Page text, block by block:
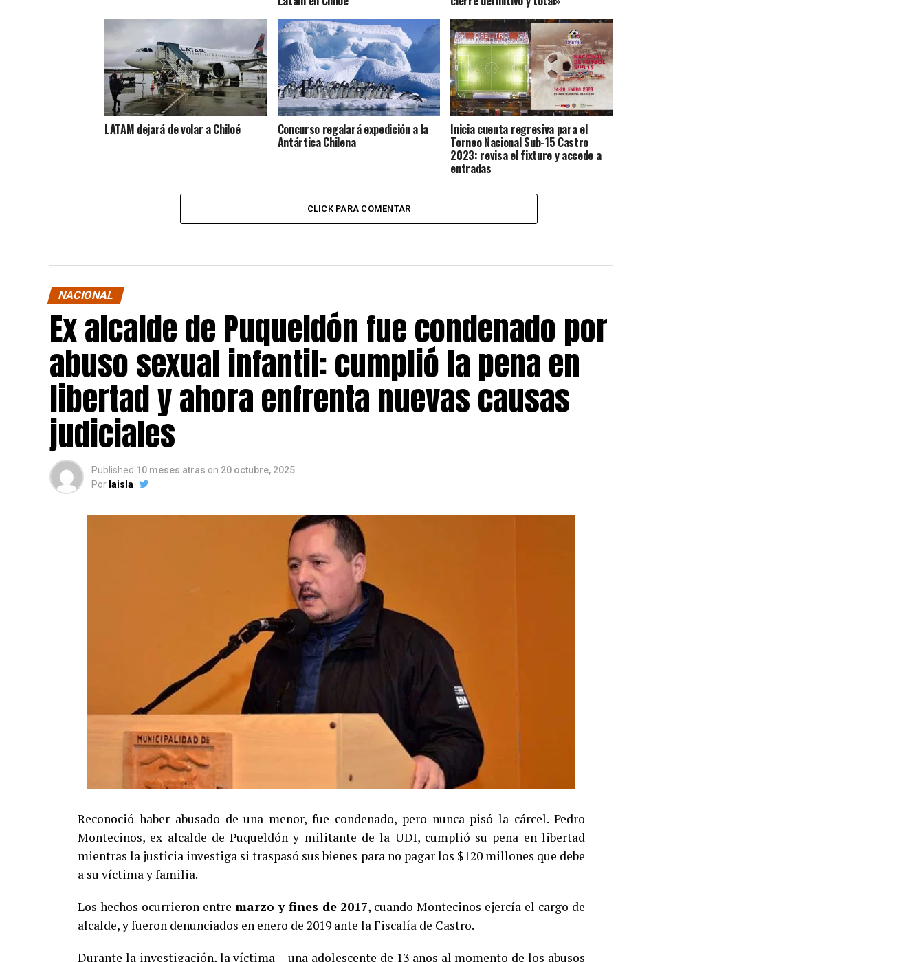
LATAM dejará de volar a Chiloé Concurso regalará expedición a la
Antártica Chilena
Inicia cuenta regresiva para el
Torneo Nacional Sub-15 Castro
2023: revisa el fixture y accede a
entradas
CLICK PARA COMENTAR
NACIONAL
Ex alcalde de Puqueldón fue condenado por
abuso sexual infantil: cumplió la pena en
libertad y ahora enfrenta nuevas causas
judiciales
Published 10 meses atras on 20 octubre, 2025
Por laisla
Reconoció haber abusado de una menor, fue condenado, pero nunca pisó la cárcel. Pedro
Montecinos, ex alcalde de Puqueldón y militante de la UDI, cumplió su pena en libertad
mientras la justicia investiga si traspasó sus bienes para no pagar los $120 millones que debe
a su víctima y familia.
Los hechos ocurrieron entre marzo y fines de 2017, cuando Montecinos ejercía el cargo de
alcalde, y fueron denunciados en enero de 2019 ante la Fiscalía de Castro.
Durante la investigación, la víctima —una adolescente de 13 años al momento de los abusos